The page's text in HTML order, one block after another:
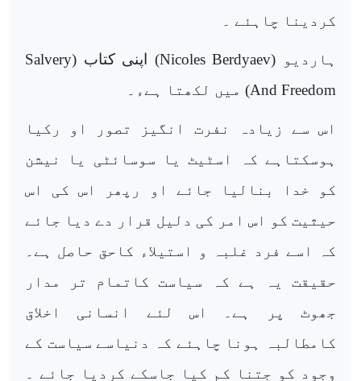
کردینا چاہئے ۔
ہاردیو (Nicoles Berdyaev) اپنی کتاب (Salvery
And Freedom) میں لکھتا ہےء۔
اس سے زیادہ نفرت انگیز تصور او رکیا
ہوسکتاہے کہ اسٹیٹ یا سوسائٹی یا نیشن
کو خدا بنالیا جائے او رپھر اس کی اس
حیثیت کو اس امر کی دلیل قرار دے دیا جائے
کہ اسے فرد غلبہ و استیلاء کاحق حاصل ہے۔
حقیقت یہ ہے کہ سیاست کاتمام تر مدار
جھوٹ پر ہے۔ اس لئے انسانی اخلاق
کامطالبہ ہونا چاہئے کہ دنیاسے سیاست کے
وجود کو جتنا کم کیا جاسکے کردیا جائے ۔